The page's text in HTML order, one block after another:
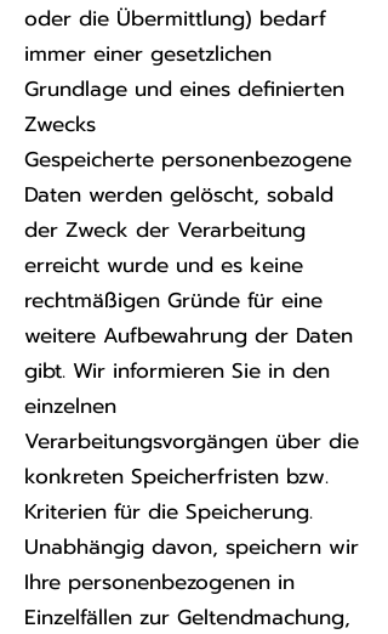
oder die Übermittlung) bedarf
immer einer gesetzlichen
Grundlage und eines definierten
Zwecks
Gespeicherte personenbezogene
Daten werden gelöscht, sobald
der Zweck der Verarbeitung
erreicht wurde und es keine
rechtmäßigen Gründe für eine
weitere Aufbewahrung der Daten
gibt. Wir informieren Sie in den
einzelnen
Verarbeitungsvorgängen über die
konkreten Speicherfristen bzw.
Kriterien für die Speicherung.
Unabhängig davon, speichern wir
Ihre personenbezogenen in
Einzelfällen zur Geltendmachung,